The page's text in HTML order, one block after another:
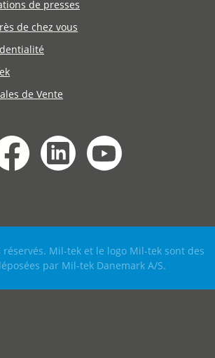
de presses
de chez vous
de Vente
Mil-tek et le logo Mil-tek sont des
par Mil-tek Danemark A/S.